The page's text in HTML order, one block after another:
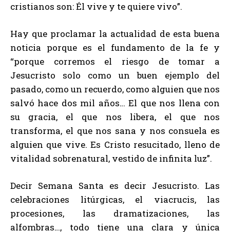
cristianos son: Él vive y te quiere vivo”.
Hay que proclamar la actualidad de esta buena
noticia porque es el fundamento de la fe y
“porque corremos el riesgo de tomar a
Jesucristo solo como un buen ejemplo del
pasado, como un recuerdo, como alguien que nos
salvó hace dos mil años… El que nos llena con
su gracia, el que nos libera, el que nos
transforma, el que nos sana y nos consuela es
alguien que vive. Es Cristo resucitado, lleno de
vitalidad sobrenatural, vestido de infinita luz”.
Decir Semana Santa es decir Jesucristo. Las
celebraciones litúrgicas, el viacrucis, las
procesiones, las dramatizaciones, las
alfombras…, todo tiene una clara y única